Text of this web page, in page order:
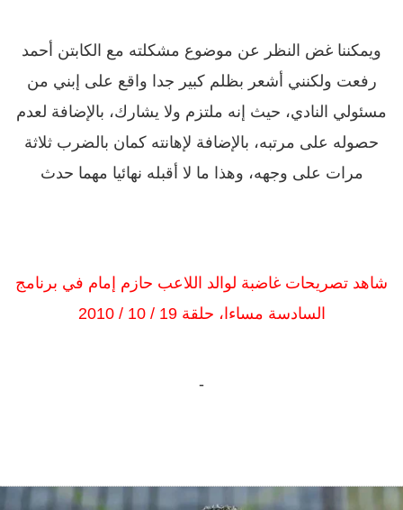
ويمكننا غض النظر عن موضوع مشكلته مع الكابتن أحمد
رفعت ولكنني أشعر بظلم كبير جدا واقع على إبني من
مسئولي النادي، حيث إنه ملتزم ولا يشارك، بالإضافة لعدم
حصوله على مرتبه، بالإضافة لإهانته كمان بالضرب ثلاثة
مرات على وجهه، وهذا ما لا أقبله نهائيا مهما حدث
شاهد تصريحات غاضبة لوالد اللاعب حازم إمام في برنامج
السادسة مساءا، حلقة 19 / 10 / 2010
-